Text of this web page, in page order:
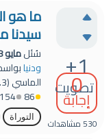
+1
تصويت
0
إجابة
530مشاهدات
ما هو
سيدنا
سُئلمايو 28، 2020
ودنيا
الماسي(
86
154
التوراة